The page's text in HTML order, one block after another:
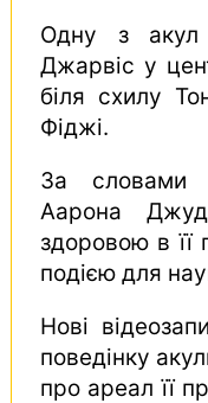
Одну з акул
Джарвіс у
біля схилу
Фіджі.
За словами
Аарона
здоровою в її
подією для
Нові
поведінку
про ареал її